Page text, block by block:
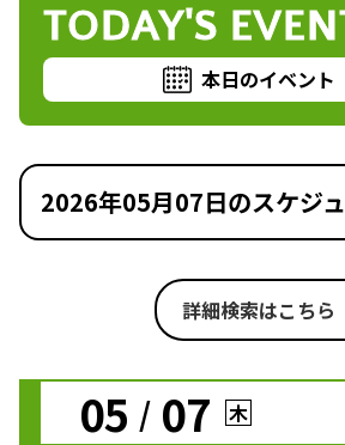
TODAY'S
本日のイベント
2026年05月07日のスケジ
詳細検索はこちら
05 / 07 木